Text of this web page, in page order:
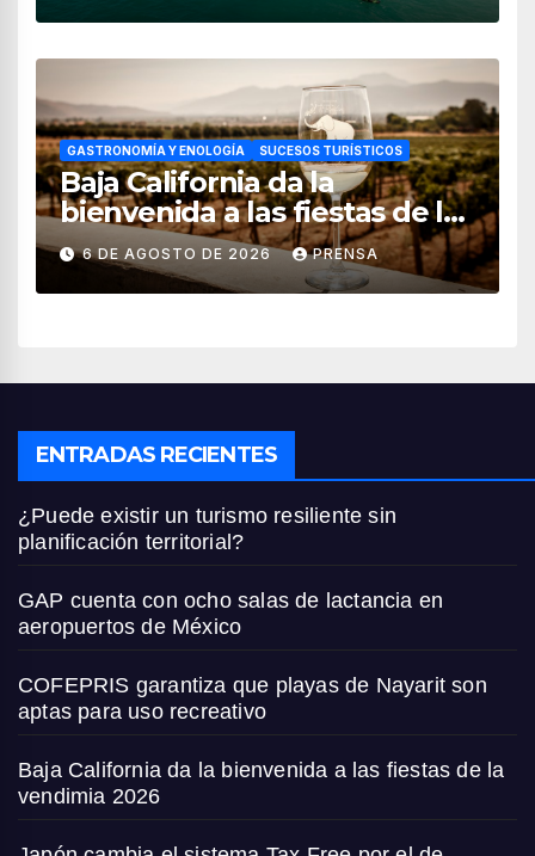
GASTRONOMÍA Y ENOLOGÍA SUCESOS TURÍSTICOS
Baja California da la
bienvenida a las fiestas de la
vendimia 2026
6 DE AGOSTO DE 2026 PRENSA
ENTRADAS RECIENTES
¿Puede existir un turismo resiliente sin
planificación territorial?
GAP cuenta con ocho salas de lactancia en
aeropuertos de México
COFEPRIS garantiza que playas de Nayarit son
aptas para uso recreativo
Baja California da la bienvenida a las fiestas de la
vendimia 2026